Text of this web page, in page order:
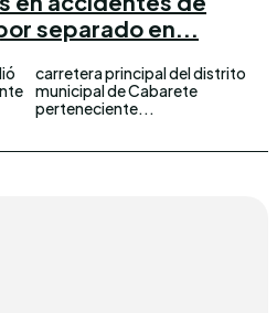
separado en...
perteneciente...